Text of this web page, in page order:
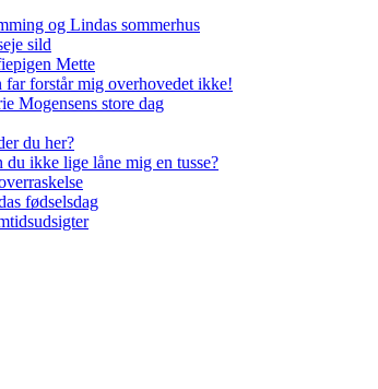
og Lindas sommerhus
sild
Mette
forstår mig overhovedet ikke!
Mogensens store dag
du her?
ikke lige låne mig en tusse?
fødselsdag